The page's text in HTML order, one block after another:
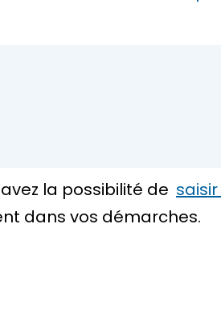
la possibilité de
dans vos démarches.